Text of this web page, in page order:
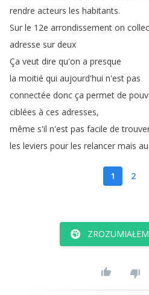
rendre acteurs les habitants.
Sur le 12e arrondissement on
adresse sur deux
Ça veut dire qu'on a presque
la moitié qui aujourd'hui n'est pas
connectée donc ça permet de
ciblées à ces adresses,
même s'il n'est pas facile de
les leviers pour les relancer mais au
1 2